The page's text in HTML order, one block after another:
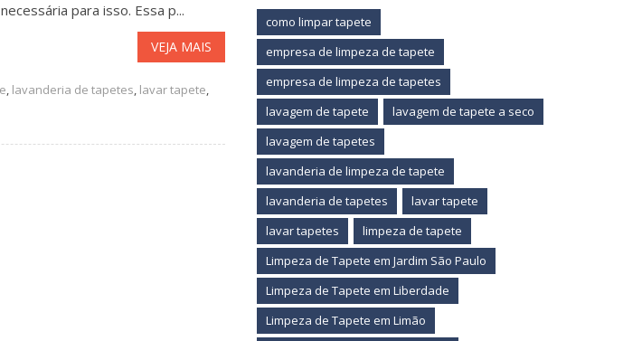
para isso. Essa p...
VEJA MAIS
, lavanderia de tapetes, lavar tapete,
como limpar tapete
empresa de limpeza de tapete
empresa de limpeza de tapetes
lavagem de tapete
lavagem de tapete a seco
lavagem de tapetes
lavanderia de limpeza de tapete
lavanderia de tapetes
lavar tapete
lavar tapetes
limpeza de tapete
Limpeza de Tapete em Jardim São Paulo
Limpeza de Tapete em Liberdade
Limpeza de Tapete em Limão